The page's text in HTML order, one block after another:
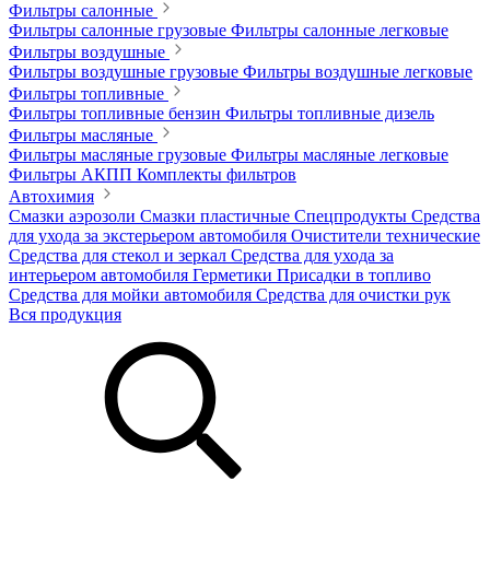
Фильтры салонные
Фильтры салонные грузовые Фильтры салонные легковые
Фильтры воздушные
Фильтры воздушные грузовые Фильтры воздушные легковые
Фильтры топливные
Фильтры топливные бензин Фильтры топливные дизель
Фильтры масляные
Фильтры масляные грузовые Фильтры масляные легковые
Фильтры АКПП Комплекты фильтров
Автохимия
Смазки аэрозоли Смазки пластичные Спецпродукты Средства
для ухода за экстерьером автомобиля Очистители технические
Средства для стекол и зеркал Средства для ухода за
интерьером автомобиля Герметики Присадки в топливо
Средства для мойки автомобиля Средства для очистки рук
Вся продукция